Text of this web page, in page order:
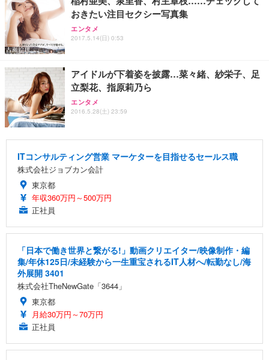
おきたい注目セクシー写真集
エンタメ
2017.5.14(日) 0:53
アイドルが下着姿を披露…菜々緒、紗栄子、足
立梨花、指原莉乃ら
エンタメ
2016.5.28(土) 23:59
ITコンサルティング営業 マーケターを目指せるセールス職
株式会社ジョブカン会計
東京都
年収360万円～500万円
正社員
「日本で働き世界と繋がる!」動画クリエイター/映像制作・編
集/年休125日/未経験から一生重宝されるIT人材へ/転勤なし/海
外展開 3401
株式会社TheNewGate「3644」
東京都
月給30万円～70万円
正社員